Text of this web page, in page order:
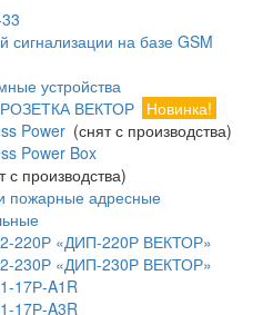
сигнализации на базе GSM
устройства
ВЕКТОР Новинка!
Power (снят с производства)
Power Box
с производства)
пожарные адресные
220Р «ДИП-220Р ВЕКТОР»
230Р «ДИП-230Р ВЕКТОР»
17Р-A1R
17Р-A3R